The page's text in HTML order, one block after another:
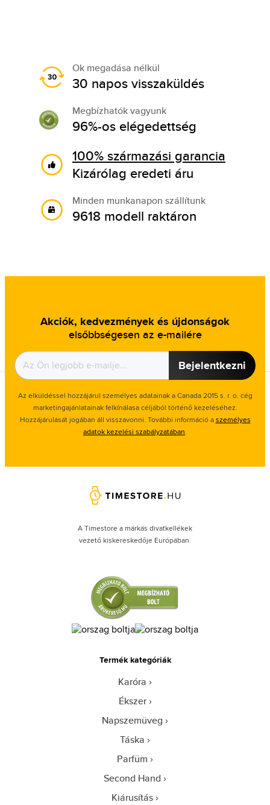
Ok megadása nélkül
30 napos visszaküldés
Megbízhatók vagyunk
96%-os elégedettség
100% származási garancia
Kizárólag eredeti áru
Minden munkanapon szállítunk
9618 modell raktáron
Akciók, kedvezmények és újdonságok
elsőbbségesen az e-mailére
Bejelentkezni
Az elküldéssel hozzájárul személyes adatainak a Canada 2015 s. r. o. cég
marketingajánlatainak felkínálasa céljából történő kezeléséhez.
Hozzájárulását jogában áll visszavonni. További információ aszemélyes
adatok kezelési szabályzatában.
A Timestore a márkás divatkellékek
vezető kiskereskedője Európában.
Termék kategóriák
Karóra
Ékszer
Napszemüveg
Táska
Parfüm
Second Hand
Kiárusítás